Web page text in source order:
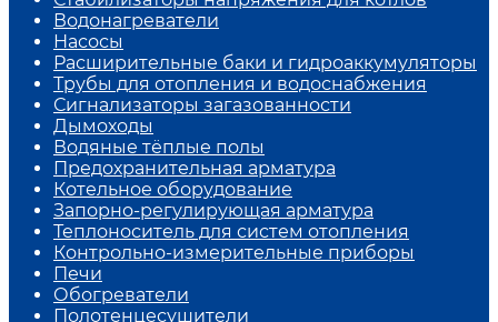
Водонагреватели
Насосы
Расширительные баки и гидроаккумуляторы
Трубы для отопления и водоснабжения
Сигнализаторы загазованности
Дымоходы
Водяные тёплые полы
Предохранительная арматура
Котельное оборудование
Запорно-регулирующая арматура
Теплоноситель для систем отопления
Контрольно-измерительные приборы
Печи
Обогреватели
Полотенцесушители